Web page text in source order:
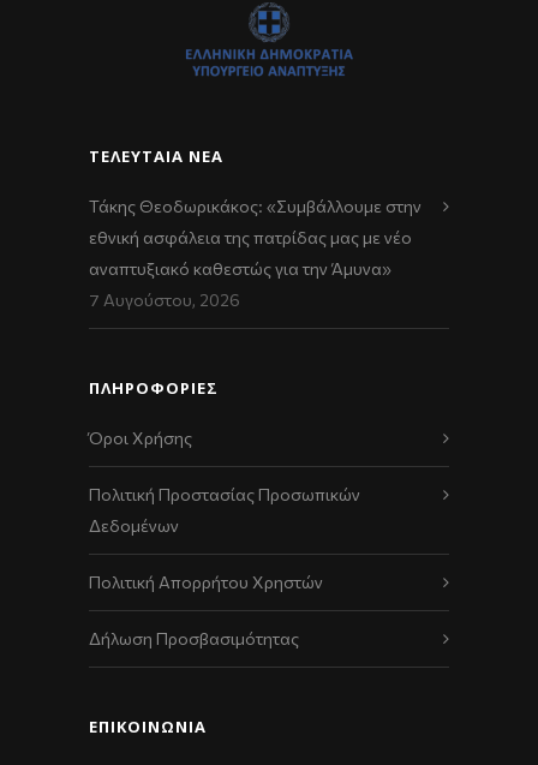
ΤΕΛΕΥΤΑΊΑ ΝΈΑ
Τάκης Θεοδωρικάκος: «Συμβάλλουμε στην
εθνική ασφάλεια της πατρίδας μας με νέο
αναπτυξιακό καθεστώς για την Άμυνα»
7 Αυγούστου, 2026
ΠΛΗΡΟΦΟΡΙΕΣ
Όροι Χρήσης
Πολιτική Προστασίας Προσωπικών
Δεδομένων
Πολιτική Απορρήτου Χρηστών
Δήλωση Προσβασιμότητας
ΕΠΙΚΟΙΝΩΝΊΑ